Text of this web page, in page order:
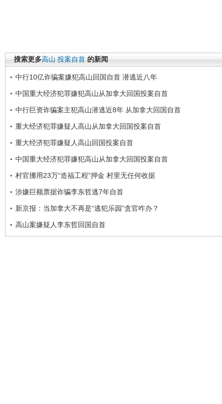
搜索更多高山 投案自首 的新闻
中行10亿诈骗案嫌犯高山回国自首 潜逃近八年
中国重大经济犯罪嫌犯高山从加拿大回国投案自首
中行巨资诈骗案主犯高山潜逃近8年 从加拿大回国自首
重大经济犯罪嫌疑人高山从加拿大回国投案自首
重大经济犯罪嫌疑人高山回国投案自首
中国重大经济犯罪嫌犯高山从加拿大回国投案自首
村官挪用23万“造福工程”押金 村里无任何收据
涉嫌巨额票据诈骗李东哲逃7年自首
新京报：当加拿大不再是“逃犯乐园”贪官咋办？
高山案嫌疑人李东哲回国自首